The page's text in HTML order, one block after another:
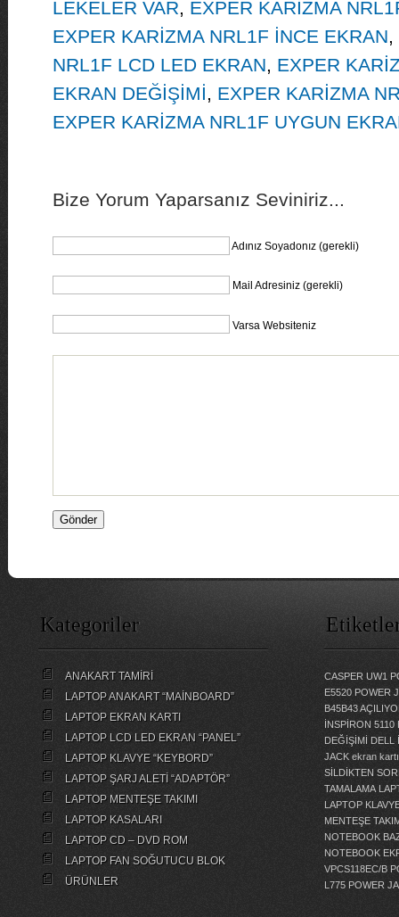
LEKELER VAR, EXPER KARİZMA
EXPER KARİZMA NRL1F İNCE EKRAN,
NRL1F LCD LED EKRAN, EXPER
EKRAN DEĞİŞİMİ, EXPER KARİZMA
EXPER KARİZMA NRL1F UYGUN
Bize Yorum Yaparsanız Seviniriz...
Adınız Soyadonız (gerekli)
Mail Adresiniz (gerekli)
Varsa Websiteniz
Kategoriler
ANAKART TAMİRİ
LAPTOP ANAKART “MAİNBOARD”
LAPTOP EKRAN KARTI
LAPTOP LCD LED EKRAN “PANEL”
LAPTOP KLAVYE “KEYBORD”
LAPTOP ŞARJ ALETİ “ADAPTÖR”
LAPTOP MENTEŞE TAKIMI
LAPTOP KASALARI
LAPTOP CD – DVD ROM
LAPTOP FAN SOĞUTUCU BLOK
ÜRÜNLER
CASPER UW1
E5520 POWER
B45B43
İNSPİRON
DEĞİŞİMİ
DELL
JACK ekran
SİLDİKTEN
TAMALAMA
LAPTOP
MENTEŞE
NOTEBOOK
NOTEBOOK
VPCS118EC/B
L775 POWER